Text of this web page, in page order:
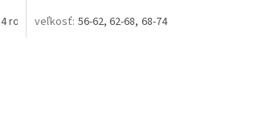
4 rok 7 rok 8 rok56-62 62-68 68-74